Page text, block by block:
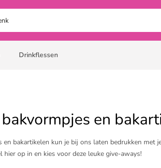
Drinkflessen
en
en bakartikelen kun je bij ons laten bedrukken
hier op in en kies voor deze leuke give-aways!